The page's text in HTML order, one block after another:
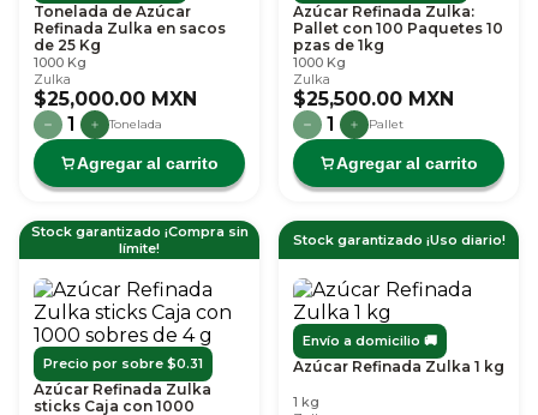
Tonelada de Azúcar
Refinada Zulka en sacos
de 25 Kg
1000 Kg
Zulka
$25,000.00 MXN
1
Tonelada
Agregar al carrito
Azúcar Refinada Zulka:
Pallet con 100 Paquetes 10
pzas de 1kg
1000 Kg
Zulka
$25,500.00 MXN
1
Pallet
Agregar al carrito
Stock garantizado ¡Compra sin
límite!
Precio por sobre $0.31
Azúcar Refinada Zulka
sticks Caja con 1000
Stock garantizado ¡Uso diario!
Envío a domicilio 🚚
Azúcar Refinada Zulka 1 kg
1 kg